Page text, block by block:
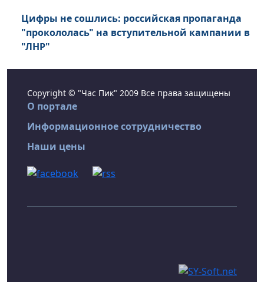
Цифры не сошлись: российская пропаганда
"прокололась" на вступительной кампании в
"ЛНР"
Copyright © "Час Пик" 2009 Все права защищены
О портале
Информационное сотрудничество
Наши цены